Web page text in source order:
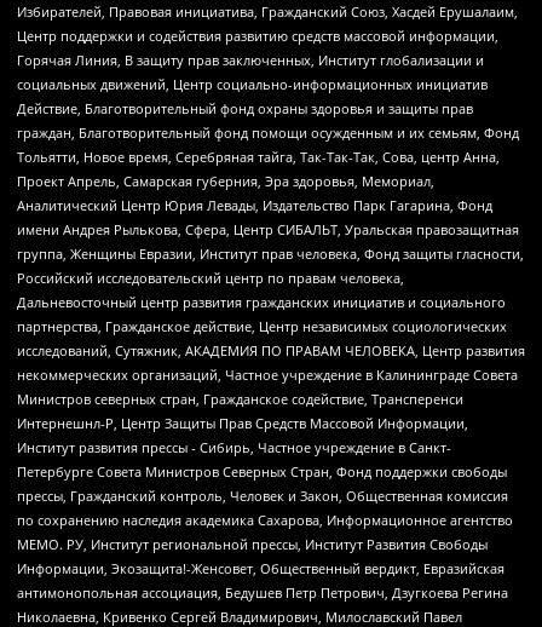
Избирателей, Правовая инициатива, Гражданский Союз, Хасдей Ерушалаим,
Центр поддержки и содействия развитию средств массовой информации,
Горячая Линия, В защиту прав заключенных, Институт глобализации и
социальных движений, Центр социально-информационных инициатив
Действие, Благотворительный фонд охраны здоровья и защиты прав
граждан, Благотворительный фонд помощи осужденным и их семьям, Фонд
Тольятти, Новое время, Серебряная тайга, Так-Так-Так, Сова, центр Анна,
Проект Апрель, Самарская губерния, Эра здоровья, Мемориал,
Аналитический Центр Юрия Левады, Издательство Парк Гагарина, Фонд
имени Андрея Рылькова, Сфера, Центр СИБАЛЬТ, Уральская правозащитная
группа, Женщины Евразии, Институт прав человека, Фонд защиты гласности,
Российский исследовательский центр по правам человека,
Дальневосточный центр развития гражданских инициатив и социального
партнерства, Гражданское действие, Центр независимых социологических
исследований, Сутяжник, АКАДЕМИЯ ПО ПРАВАМ ЧЕЛОВЕКА, Центр развития
некоммерческих организаций, Частное учреждение в Калининграде Совета
Министров северных стран, Гражданское содействие, Трансперенси
Интернешнл-Р, Центр Защиты Прав Средств Массовой Информации,
Институт развития прессы - Сибирь, Частное учреждение в Санкт-
Петербурге Совета Министров Северных Стран, Фонд поддержки свободы
прессы, Гражданский контроль, Человек и Закон, Общественная комиссия
по сохранению наследия академика Сахарова, Информационное агентство
МЕМО. РУ, Институт региональной прессы, Институт Развития Свободы
Информации, Экозащита!-Женсовет, Общественный вердикт, Евразийская
антимонопольная ассоциация, Бедушев Петр Петрович, Дзугкоева Регина
Николаевна, Кривенко Сергей Владимирович, Милославский Павел